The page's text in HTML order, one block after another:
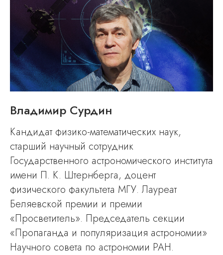
Владимир Сурдин
Кандидат физико-математических наук,
старший научный сотрудник
Государственного астрономического института
имени П. К. Штернберга, доцент
физического факультета МГУ. Лауреат
Беляевской премии и премии
«Просветитель». Председатель секции
«Пропаганда и популяризация астрономии»
Научного совета по астрономии РАН.